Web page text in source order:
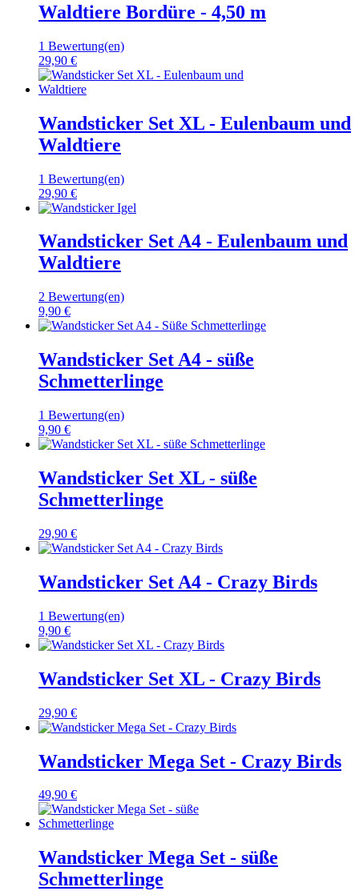
Waldtiere Bordüre - 4,50 m
1 Bewertung(en)
29,90 €
Wandsticker Set XL - Eulenbaum und
Waldtiere
1 Bewertung(en)
29,90 €
Wandsticker Set A4 - Eulenbaum und
Waldtiere
2 Bewertung(en)
9,90 €
Wandsticker Set A4 - süße
Schmetterlinge
1 Bewertung(en)
9,90 €
Wandsticker Set XL - süße
Schmetterlinge
29,90 €
Wandsticker Set A4 - Crazy Birds
1 Bewertung(en)
9,90 €
Wandsticker Set XL - Crazy Birds
29,90 €
Wandsticker Mega Set - Crazy Birds
49,90 €
Wandsticker Mega Set - süße
Schmetterlinge